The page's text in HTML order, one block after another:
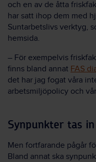
och en av de åtta
har satt ihop dem med
Suntarbetslivs verktyg,
hemsida.
– För exempelvis
finns bland annat FAS
det har jag fogat våra
arbetsmiljöpolicy och
Synpunkter tas in
Men fortfarande pågår
Bland annat ska